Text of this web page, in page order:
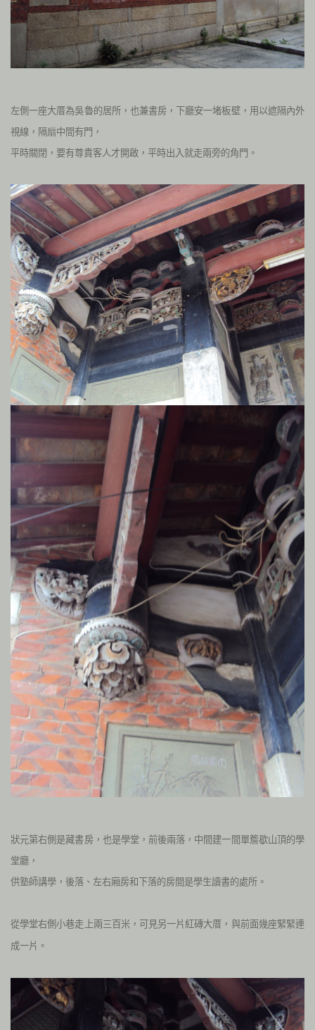
左側一座大厝為吳魯的居所，也兼書房，下廳安一堵板壁，用以遮隔內外
視線，隔扇中間有門，
平時關閉，要有尊貴客人才開啟，平時出入就走兩旁的角門。
狀元第右側是藏書房，也是學堂，前後兩落，中間建一間單簷歇山頂的學
堂廳，
供塾師講學，後落、左右廂房和下落的房間是學生讀書的處所。
從學堂右側小巷走上兩三百米，可見另一片紅磚大厝，與前面幾座緊緊連
成一片。